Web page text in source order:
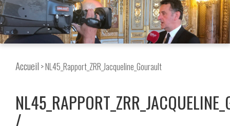
COMPRENDRE LE SÉNAT
Accueil > NL45_Rapport_ZRR_Jacqueline_Gourault